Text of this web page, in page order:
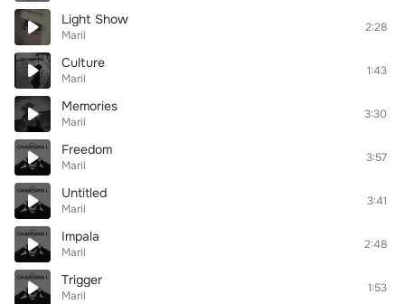
Light Show
Maril
2:28
Culture
Maril
1:43
Memories
Maril
3:30
Freedom
Maril
3:57
Untitled
Maril
3:41
Impala
Maril
2:48
Trigger
Maril
1:53